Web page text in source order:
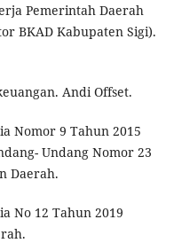
Pemerintah Daerah
BKAD Kabupaten Sigi).
Andi Offset.
Nomor 9 Tahun 2015
Undang Nomor 23
Daerah.
No 12 Tahun 2019